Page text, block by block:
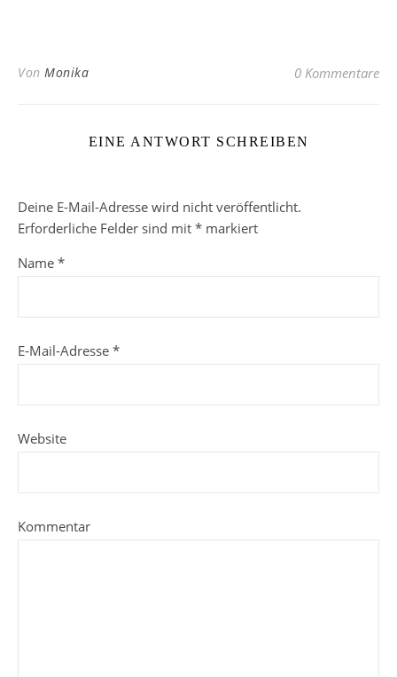
Von Monika 0 Kommentare
EINE ANTWORT SCHREIBEN
Deine E-Mail-Adresse wird nicht veröffentlicht.
Erforderliche Felder sind mit * markiert
Name *
E-Mail-Adresse *
Website
Kommentar